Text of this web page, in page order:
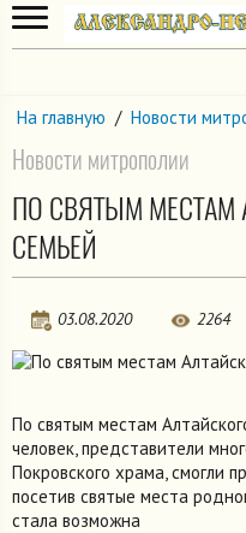
На главную / Новости
Новости митрополии
ПО СВЯТЫМ МЕСТАМ
СЕМЬЕЙ
03.08.2020 2264
По святым местам
человек, представители
Покровского храма, смогли
посетив святые места
стала возможна